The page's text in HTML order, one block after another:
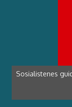
Sosialistenes
I